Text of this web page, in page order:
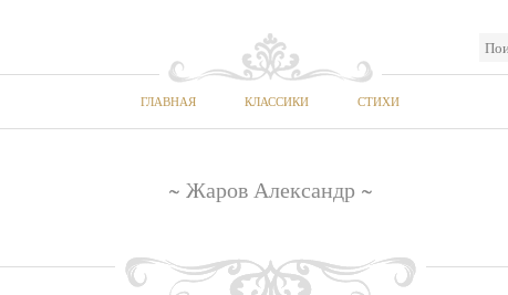
ГЛАВНАЯ КЛАССИКИ СТИХИ
~ Жаров Александр ~